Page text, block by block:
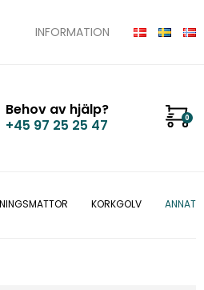
INFORMATION
Behov av hjälp?
+45 97 25 25 47
0
KORKGOLV ANNAT